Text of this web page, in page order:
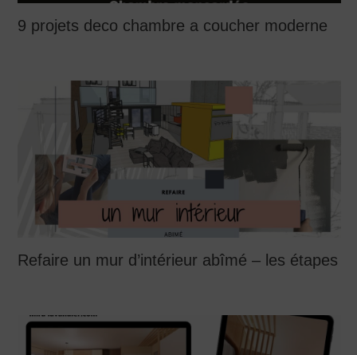
9 projets deco chambre a coucher moderne
Refaire un mur d’intérieur abîmé – les étapes